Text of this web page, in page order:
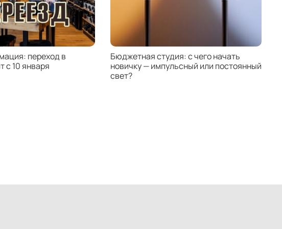
*Совет: попробуйте комбинировать фильтр с малой
глубиной резкости (f/1.4–2.8) для ещё более
выразительных кадров.*
переход в
с 10 января
Бюджетная студия: с чего начать
новичку — импульсный или постоянный
свет?